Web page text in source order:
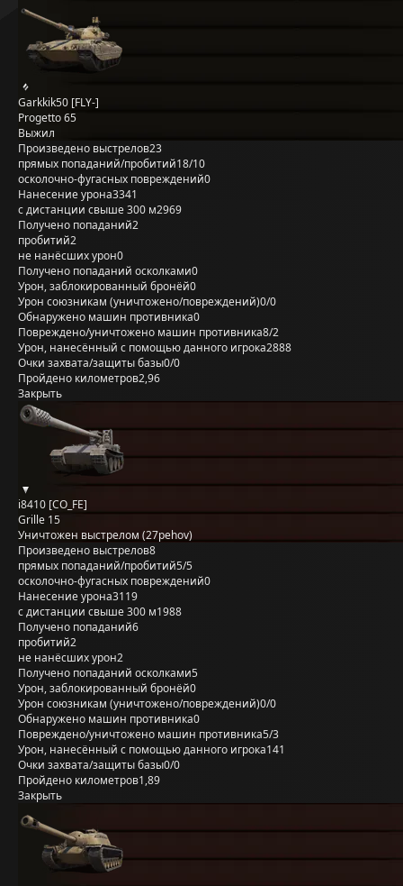
Garkkik50 [FLY-]
Progetto 65
Выжил
Произведено выстрелов23
прямых попаданий/пробитий18/10
осколочно-фугасных повреждений0
Нанесение урона3341
с дистанции свыше 300 м2969
Получено попаданий2
пробитий2
не нанёсших урон0
Получено попаданий осколками0
Урон, заблокированный бронёй0
Урон союзникам (уничтожено/повреждений)0/0
Обнаружено машин противника0
Повреждено/уничтожено машин противника8/2
Урон, нанесённый с помощью данного игрока2888
Очки захвата/защиты базы0/0
Пройдено километров2,96
Закрыть
i8410 [CO_FE]
Grille 15
Уничтожен выстрелом (27pehov)
Произведено выстрелов8
прямых попаданий/пробитий5/5
осколочно-фугасных повреждений0
Нанесение урона3119
с дистанции свыше 300 м1988
Получено попаданий6
пробитий2
не нанёсших урон2
Получено попаданий осколками5
Урон, заблокированный бронёй0
Урон союзникам (уничтожено/повреждений)0/0
Обнаружено машин противника0
Повреждено/уничтожено машин противника5/3
Урон, нанесённый с помощью данного игрока141
Очки захвата/защиты базы0/0
Пройдено километров1,89
Закрыть